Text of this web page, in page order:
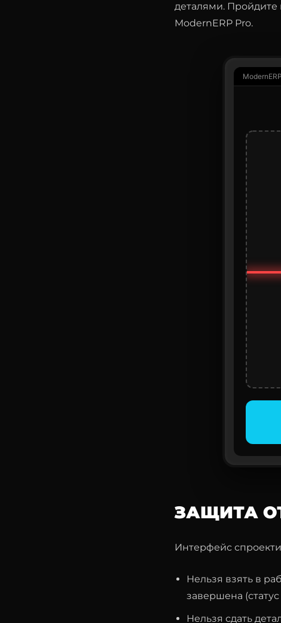
деталями. Пройдите
ModernERP Pro.
ЗАЩИТА
Интерфейс
Нельзя взять в
завершена
Нельзя сдать